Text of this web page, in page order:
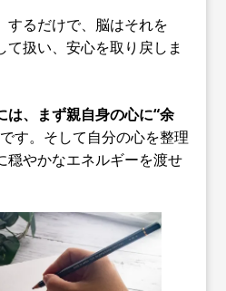
するだけで、脳はそれを
て扱い、安心を取り戻しま
は、まず親自身の心に“余
です。そして自分の心を整理
穏やかなエネルギーを渡せ